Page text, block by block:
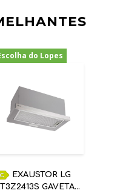
do Lopes
GAVETA